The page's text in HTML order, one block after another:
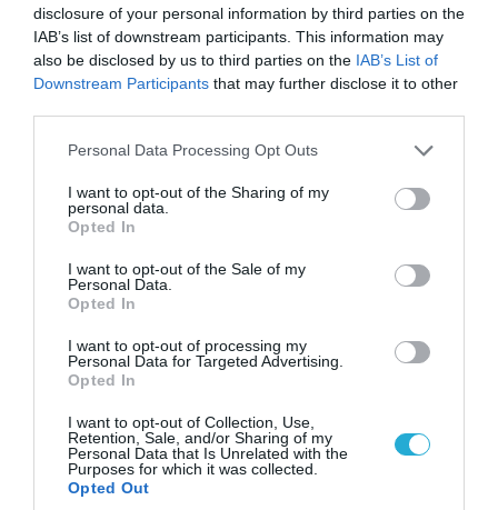
disclosure of your personal information by third parties on the
IAB’s list of downstream participants. This information may
also be disclosed by us to third parties on the IAB’s List of
Downstream Participants that may further disclose it to other
Please note that this website/app uses one or more Google
not limited to your visit or usage behaviour. You may click to
grant or deny consent to Google and its third-party tags to
use your data for below specified purposes in below Google
consent section.
Personal Data Processing Opt Outs
I want to opt-out of the Sharing of my
personal data.
Opted In
I want to opt-out of the Sale of my
Personal Data.
Opted In
I want to opt-out of processing my
Personal Data for Targeted Advertising.
Opted In
I want to opt-out of Collection, Use,
Retention, Sale, and/or Sharing of my
Personal Data that Is Unrelated with the
Purposes for which it was collected.
Opted Out
ΠΟΛΙΤΙΚΗ
04.08.2026 | 15:02
υπουργό Ι.Βαρβιτσιώτη (φωτο)